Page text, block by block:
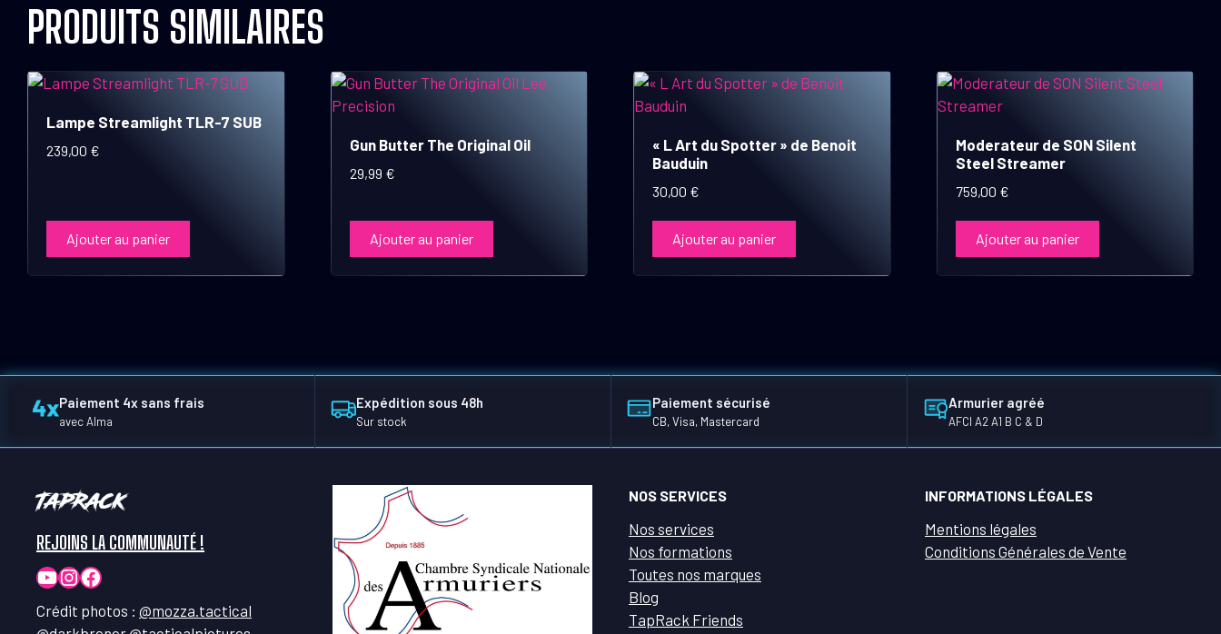
PRODUITS SIMILAIRES
Lampe Streamlight TLR-7 SUB
239,00 €
Ajouter au panier
Gun Butter The Original Oil
29,99 €
Ajouter au panier
« L Art du Spotter » de Benoit
Bauduin
30,00 €
Ajouter au panier
Moderateur de SON Silent
Steel Streamer
759,00 €
Ajouter au panier
Paiement 4x sans frais
avec Alma
Expédition sous 48h
Sur stock
Paiement sécurisé
CB, Visa, Mastercard
Armurier agréé
AFCI A2 A1 B C & D
TapRack
REJOINS LA COMMUNAUTÉ !
YouTube
Instagram
Facebook
Crédit photos : @mozza.tactical
NOS SERVICES
Nos services
Nos formations
Toutes nos marques
Blog
TapRack Friends
INFORMATIONS LÉGALES
Mentions légales
Conditions Générales de Vente